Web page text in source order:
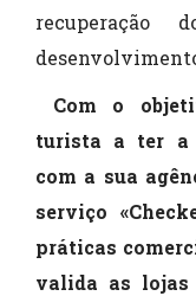
recuperação
Com o
turista a ter a
com a sua
serviço
práticas
valida as lojas